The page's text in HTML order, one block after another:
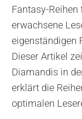
Fantasy-
erwachsene
eigenständigen
Dieser Artikel
Diamandis in
erklärt die
optimalen